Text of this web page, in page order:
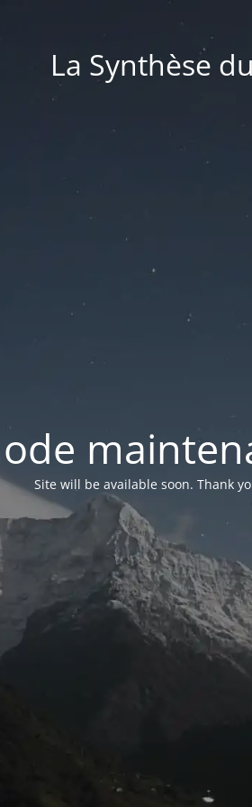
La Synthèse
Site will be available soon. Thank